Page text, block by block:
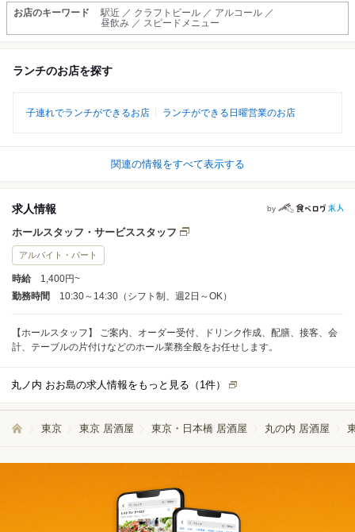
お店のキーワード
駅近 ／ クラフトビール ／ アルコール ／
昼飲み ／ スピードメニュー
ランチのお店を探す
子連れでランチができるお店 ランチができる日曜営業のお店
関連の情報をすべて表示する
求人情報 by
ホールスタッフ・サービススタッフ
アルバイト・パート
時給
1,400円~
勤務時間
10:30～14:30（シフト制、週2日～OK）
【ホールスタッフ】 ご案内、オーダー受付、ドリンク作成、配膳、接客、会
計、テーブルの片付けなどのホール業務全般をお任せします。
丸ノ内 おお島の求人情報をもっと見る（ 1件）
東京 東京 居酒屋 東京・日本橋 居酒屋 丸の内 居酒屋